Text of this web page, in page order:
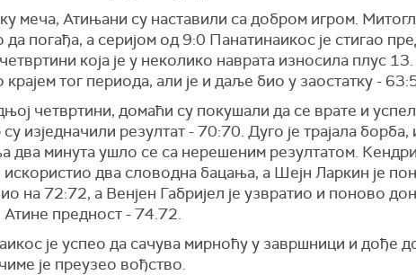
меча, Атињани су наставили са добром игром.
да погађа, а серијом од 9:0 Панатинаикос је стигао
која је у неколико наврата износила плус
крајем тог периода, али је и даље био у заостатку -
четвртини, домаћи су покушали да се врате и
су изједначили резултат - 70:70. Дуго је трајала борба,
два минута ушло се са нерешеним резултатом.
два словодна бацања, а Шејн Ларкин је
на 72:72, а Венјен Габријел је узвратио и поново
Атине предност - 74.72.
је успео да сачува мирноћу у завршници и дође
је преузео вођство.